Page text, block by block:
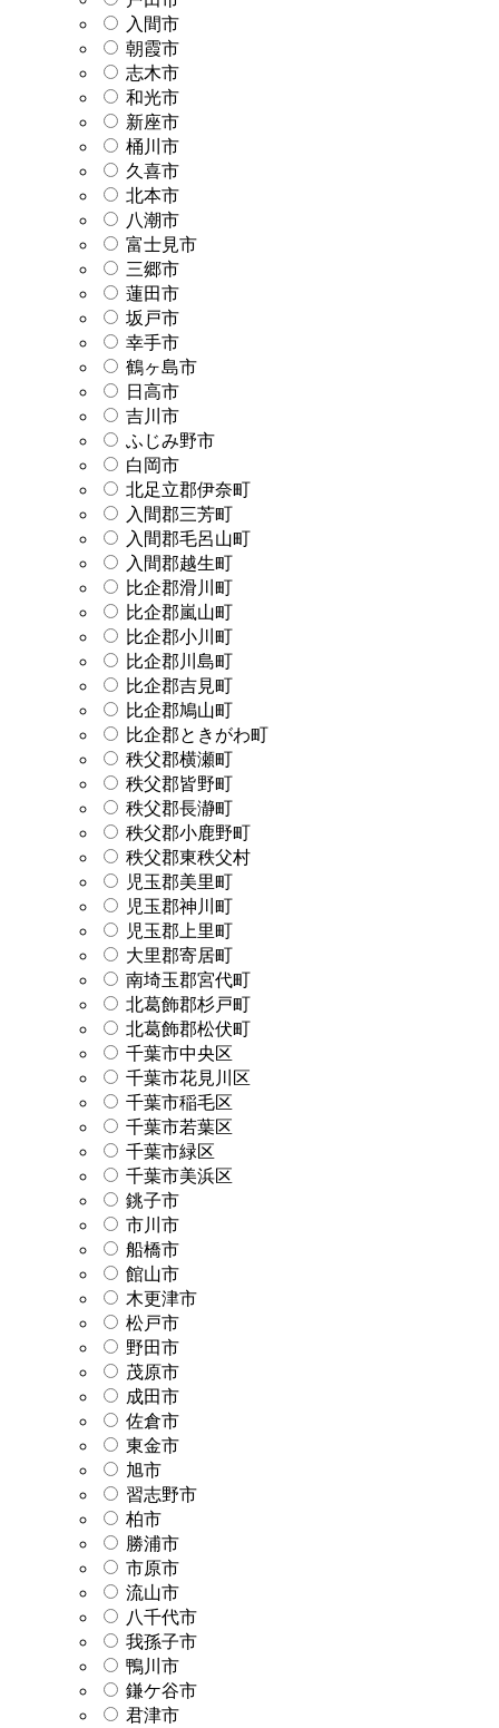
入間市
朝霞市
志木市
和光市
新座市
桶川市
久喜市
北本市
八潮市
富士見市
三郷市
蓮田市
坂戸市
幸手市
鶴ヶ島市
日高市
吉川市
ふじみ野市
白岡市
北足立郡伊奈町
入間郡三芳町
入間郡毛呂山町
入間郡越生町
比企郡滑川町
比企郡嵐山町
比企郡小川町
比企郡川島町
比企郡吉見町
比企郡鳩山町
比企郡ときがわ町
秩父郡横瀬町
秩父郡皆野町
秩父郡長瀞町
秩父郡小鹿野町
秩父郡東秩父村
児玉郡美里町
児玉郡神川町
児玉郡上里町
大里郡寄居町
南埼玉郡宮代町
北葛飾郡杉戸町
北葛飾郡松伏町
千葉市中央区
千葉市花見川区
千葉市稲毛区
千葉市若葉区
千葉市緑区
千葉市美浜区
銚子市
市川市
船橋市
館山市
木更津市
松戸市
野田市
茂原市
成田市
佐倉市
東金市
旭市
習志野市
柏市
勝浦市
市原市
流山市
八千代市
我孫子市
鴨川市
鎌ケ谷市
君津市